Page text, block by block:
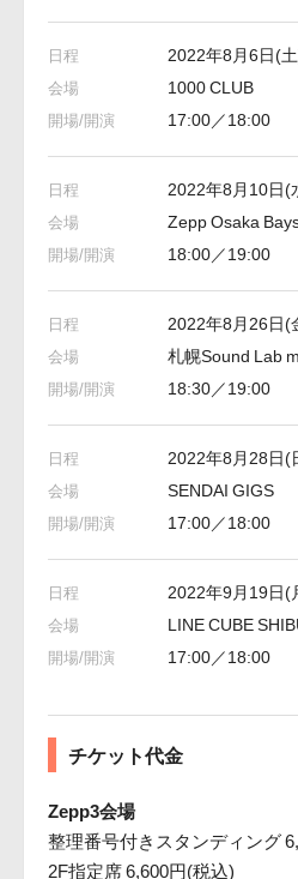
2022年8月6日(
1000 CLUB
17:00／18:00
2022年8月10日(
Zepp Osaka
18:00／19:00
2022年8月26日(
札幌Sound Lab
18:30／19:00
2022年8月28日(
SENDAI GIGS
17:00／18:00
2022年9月19日(
LINE CUBE
17:00／18:00
チケット代金
Zepp3会場
整理番号付きスタンディング
2F指定席 6,600円(税込)